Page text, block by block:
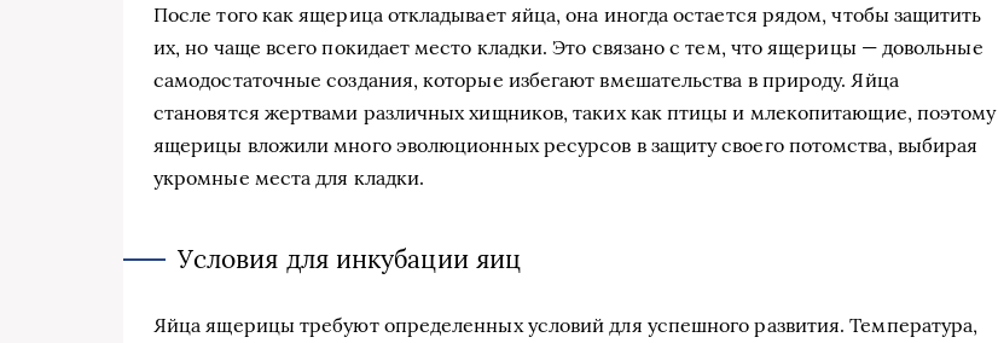
После того как ящерица откладывает яйца, она иногда остается рядом, чтобы защитить
их, но чаще всего покидает место кладки. Это связано с тем, что ящерицы — довольные
самодостаточные создания, которые избегают вмешательства в природу. Яйца
становятся жертвами различных хищников, таких как птицы и млекопитающие, поэтому
ящерицы вложили много эволюционных ресурсов в защиту своего потомства, выбирая
укромные места для кладки.
Условия для инкубации яиц
Яйца ящерицы требуют определенных условий для успешного развития. Температура,